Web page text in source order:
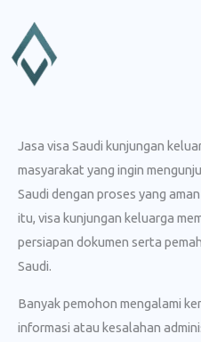
konten
Jasa visa Saudi kunjungan
masyarakat yang ingin
Saudi dengan proses yang
itu, visa kunjungan keluarga
persiapan dokumen serta
Saudi.
Banyak pemohon mengalami
informasi atau kesalahan